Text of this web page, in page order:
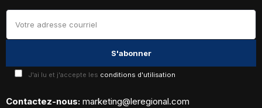
J'ai lu et j'accepte les conditions d'utilisation
Contactez-nous: marketing@leregional.com